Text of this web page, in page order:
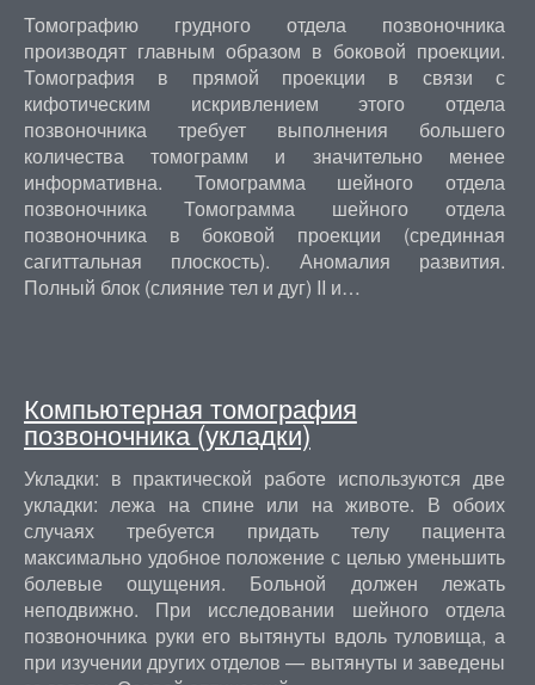
Томографию грудного отдела позвоночника
производят главным образом в боковой проекции.
Томография в прямой проекции в связи с
кифотическим искривлением этого отдела
позвоночника требует выполнения большего
количества томограмм и значительно менее
информативна. Томограмма шейного отдела
позвоночника Томограмма шейного отдела
позвоночника в боковой проекции (срединная
сагиттальная плоскость). Аномалия развития.
Полный блок (слияние тел и дуг) II и…
Компьютерная томография
позвоночника (укладки)
Укладки: в практической работе используются две
укладки: лежа на спине или на животе. В обоих
случаях требуется придать телу пациента
максимально удобное положение с целью уменьшить
болевые ощущения. Больной должен лежать
неподвижно. При исследовании шейного отдела
позвоночника руки его вытянуты вдоль туловища, а
при изучении других отделов — вытянуты и заведены